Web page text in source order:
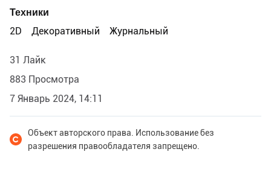
Техники
2D
Декоративный Журнальный
31 Лайк
883 Просмотра
7 Январь 2024, 14:11
Объект авторского права. Использование без
разрешения правообладателя запрещено.